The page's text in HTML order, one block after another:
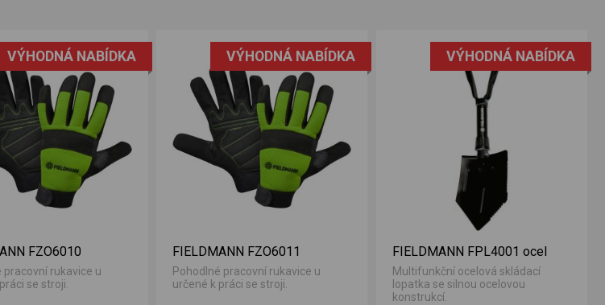
VÝHODNÁ NABÍDKA
FZO6010
pracovní rukavice u
se stroji.
VÝHODNÁ NABÍDKA
FIELDMANN FZO6011
Pohodlné pracovní rukavice u
určené k práci se stroji.
VÝHODNÁ NABÍDKA
FIELDMANN FPL4001 ocel
Multifunkční ocelová skládací
lopatka se silnou ocelovou
konstrukcí.